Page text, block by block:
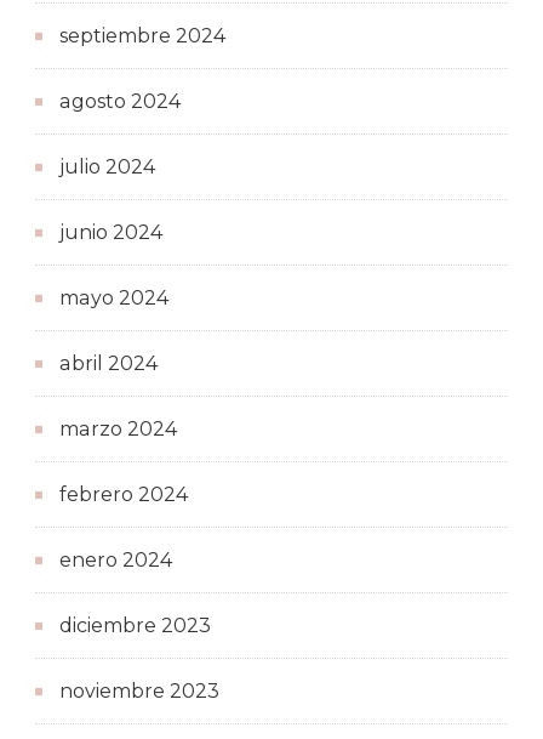
septiembre 2024
agosto 2024
julio 2024
junio 2024
mayo 2024
abril 2024
marzo 2024
febrero 2024
enero 2024
diciembre 2023
noviembre 2023